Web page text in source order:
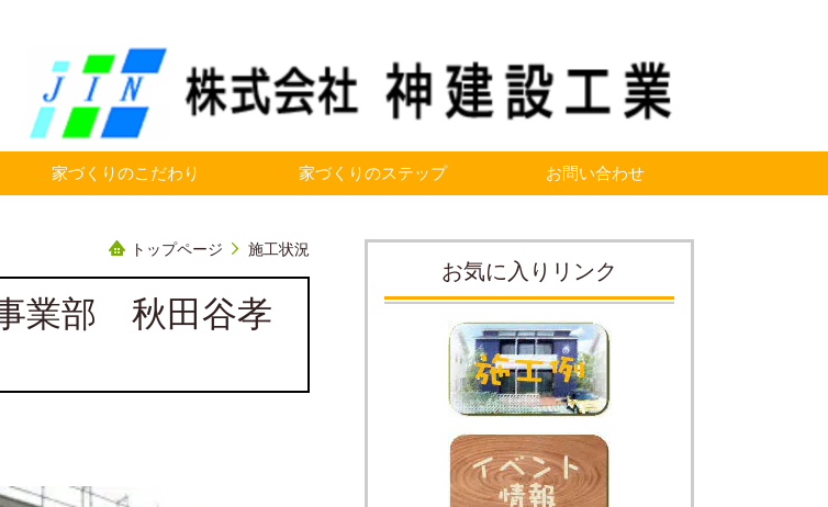
家づくりのこだわり 家づくりのステップ お問い合わせ
トップページ 施工状況
業部 秋田谷孝
お気に入りリンク